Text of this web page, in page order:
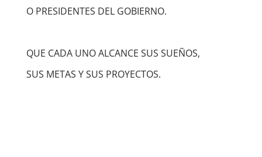
O PRESIDENTES DEL GOBIERNO.
QUE CADA UNO ALCANCE SUS SUEÑOS,
SUS METAS Y SUS PROYECTOS.